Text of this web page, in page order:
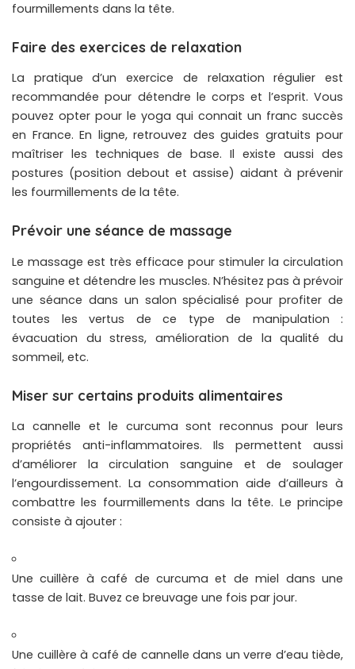
fourmillements dans la tête.
Faire des exercices de relaxation
La pratique d’un exercice de relaxation régulier est
recommandée pour détendre le corps et l’esprit. Vous
pouvez opter pour le yoga qui connait un franc succès
en France. En ligne, retrouvez des guides gratuits pour
maîtriser les techniques de base. Il existe aussi des
postures (position debout et assise) aidant à prévenir
les fourmillements de la tête.
Prévoir une séance de massage
Le massage est très efficace pour stimuler la circulation
sanguine et détendre les muscles. N’hésitez pas à prévoir
une séance dans un salon spécialisé pour profiter de
toutes les vertus de ce type de manipulation :
évacuation du stress, amélioration de la qualité du
sommeil, etc.
Miser sur certains produits alimentaires
La cannelle et le curcuma sont reconnus pour leurs
propriétés anti-inflammatoires. Ils permettent aussi
d’améliorer la circulation sanguine et de soulager
l’engourdissement. La consommation aide d’ailleurs à
combattre les fourmillements dans la tête. Le principe
consiste à ajouter :
Une cuillère à café de curcuma et de miel dans une
tasse de lait. Buvez ce breuvage une fois par jour.
Une cuillère à café de cannelle dans un verre d’eau tiède,